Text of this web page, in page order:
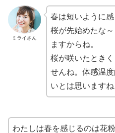
ミライさん
春は短いように感
桜が先始めたな
ますからね。
桜が咲いたとき
せんね。体感温
いとは思いますね
わたしは春を感じるのは花